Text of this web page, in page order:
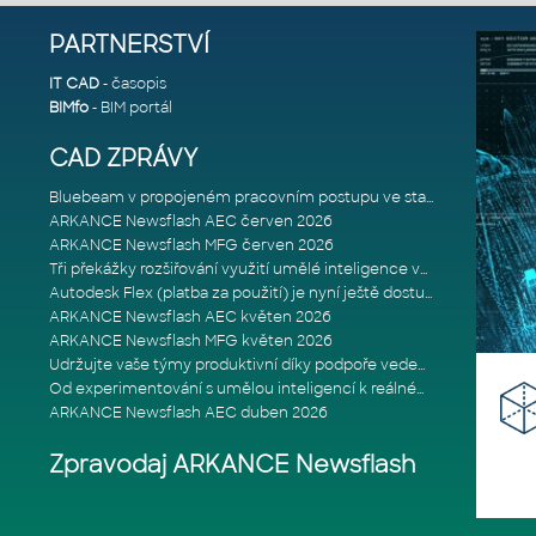
PARTNERSTVÍ
IT CAD- časopis
BIMfo- BIM portál
CAD ZPRÁVY
Bluebeam v propojeném pracovním postupu ve stavebnictví: Proč je int
ARKANCE Newsflash AEC červen 2026
ARKANCE Newsflash MFG červen 2026
Tři překážky rozšiřování využití umělé inteligence ve stavebním prům
Autodesk Flex (platba za použití) je nyní ještě dostupnější
ARKANCE Newsflash AEC květen 2026
ARKANCE Newsflash MFG květen 2026
Udržujte vaše týmy produktivní díky podpoře vedené odborníky
Od experimentování s umělou inteligencí k reálnému dopadu na podniká
ARKANCE Newsflash AEC duben 2026
Zpravodaj ARKANCE Newsflash